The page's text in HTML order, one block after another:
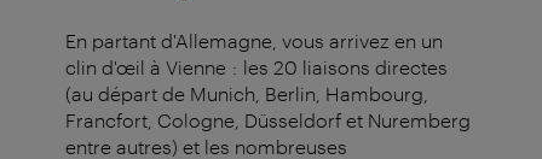
En partant d'Allemagne, vous arrivez en un
clin d'œil à Vienne : les 20 liaisons directes
(au départ de Munich, Berlin, Hambourg,
Francfort, Cologne, Düsseldorf et Nuremberg
entre autres) et les nombreuses